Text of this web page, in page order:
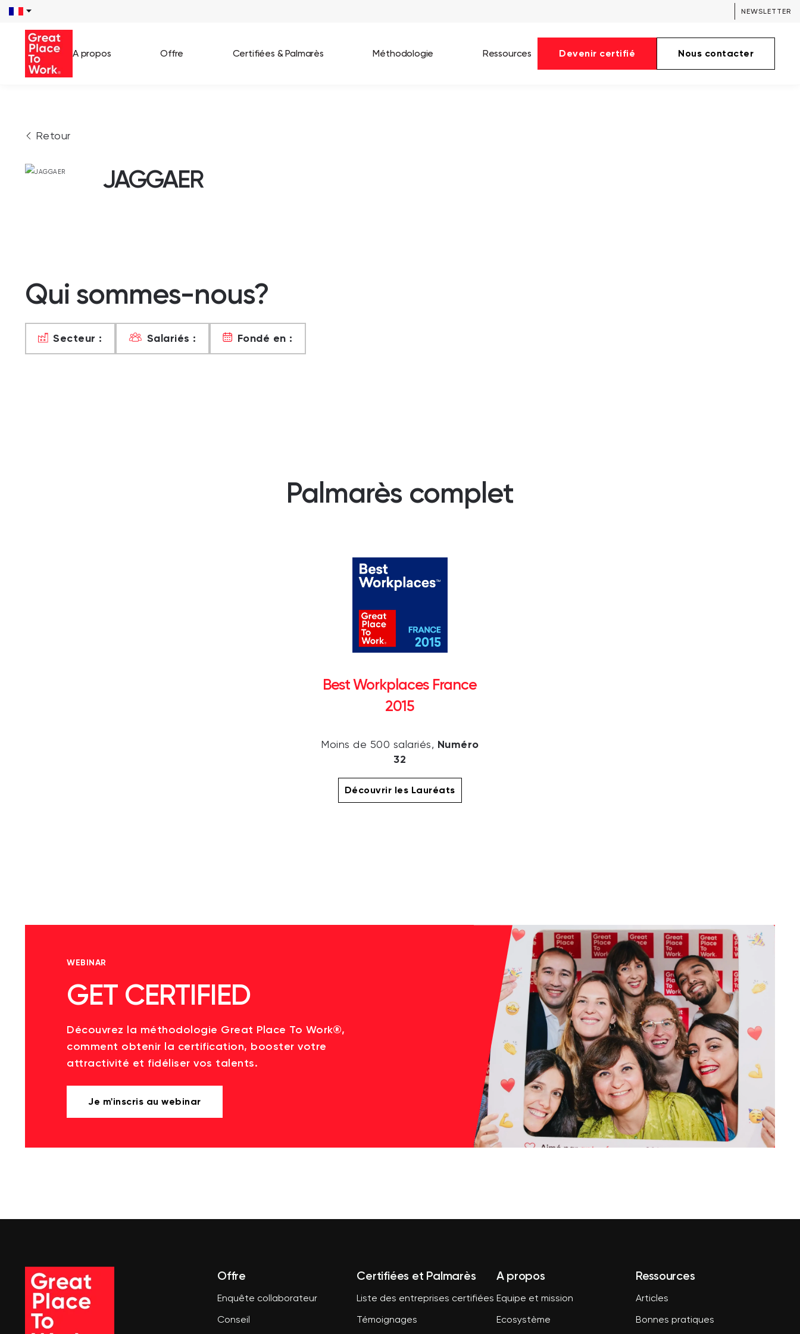
NEWSLETTER
A propos Offre Certifiées & Palmarès Méthodologie Ressources Devenir certifié Nous contacter
Retour
JAGGAER
Qui sommes-nous?
Secteur : Salariés : Fondé en :
Palmarès complet
Best Workplaces France
2015
Moins de 500 salariés, Numéro
32
Découvrir les Lauréats
WEBINAR
GET CERTIFIED
Découvrez la méthodologie Great Place To Work®,
comment obtenir la certification, booster votre
attractivité et fidéliser vos talents.
Je m'inscris au webinar
Offre
Enquête collaborateur
Conseil
Certifiées et Palmarès
Liste des entreprises certifiées
Témoignages
A propos
Equipe et mission
Ecosystème
Ressources
Articles
Bonnes pratiques